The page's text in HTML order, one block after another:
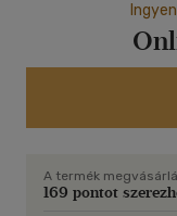
A termék
169 pontot